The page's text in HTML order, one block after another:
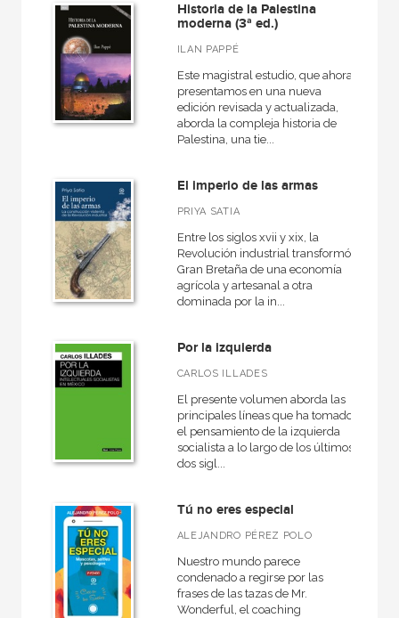
NUESTRAS COLECCIONES
50 Aniversario
A fondo
Anverso
Arte y estética
Atlas Akal
Básica de bolsillo
Básica de Bolsillo  Serie Cien palabras
Básica de Bolsillo  Serie Clásicos del pensamiento político
Biografías
Ciencias Sociales
Clásicos del pensamiento crítico
Diccionarios
El libro de...
Filosofía y Pensamiento
Fuera de colección
Historia de la Palestina
moderna (3ª ed.)
ILAN PAPPÉ
Este magistral estudio, que ahora
presentamos en una nueva
edición revisada y actualizada,
aborda la compleja historia de
Palestina, una tie...
El imperio de las armas
PRIYA SATIA
Entre los siglos xvii y xix, la
Revolución industrial transformó
Gran Bretaña de una economía
agrícola y artesanal a otra
dominada por la in...
Por la izquierda
CARLOS ILLADES
El presente volumen aborda las
principales líneas que ha tomado
el pensamiento de la izquierda
socialista a lo largo de los últimos
dos sigl...
Tú no eres especial
ALEJANDRO PÉREZ POLO
Nuestro mundo parece
condenado a regirse por las
frases de las tazas de Mr.
Wonderful, el coaching